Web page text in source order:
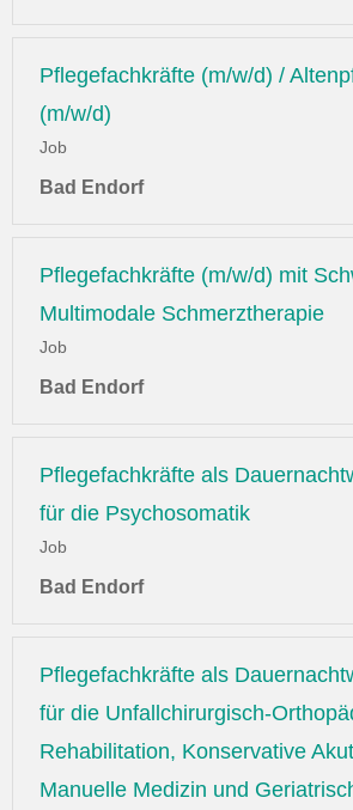
Pflegefachkräfte (m/w/d) /
(m/w/d)
Job
Bad Endorf
Pflegefachkräfte (m/w/d) mit
Multimodale Schmerztherapie
Job
Bad Endorf
Pflegefachkräfte als
für die Psychosomatik
Job
Bad Endorf
Pflegefachkräfte als
für die Unfallchirurgisch-
Rehabilitation, Konservative
Manuelle Medizin und